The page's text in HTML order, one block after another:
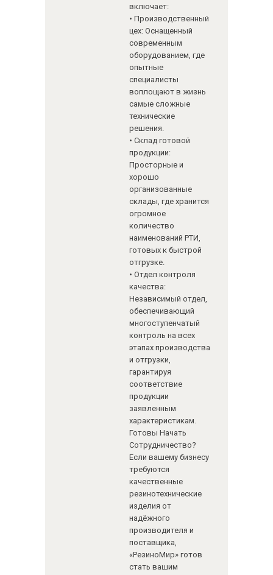
включает:
• Производственный
цех: Оснащенный
современным
оборудованием, где
опытные
специалисты
воплощают в жизнь
самые сложные
технические
решения.
• Склад готовой
продукции:
Просторные и
хорошо
организованные
склады, где хранится
огромное
количество
наименований РТИ,
готовых к быстрой
отгрузке.
• Отдел контроля
качества:
Независимый отдел,
обеспечивающий
многоступенчатый
контроль на всех
этапах производства
и отгрузки,
гарантируя
соответствие
продукции
заявленным
характеристикам.
Готовы Начать
Сотрудничество?
Если вашему бизнесу
требуются
качественные
резинотехнические
изделия от
надёжного
производителя и
поставщика,
«РезиноМир» готов
стать вашим